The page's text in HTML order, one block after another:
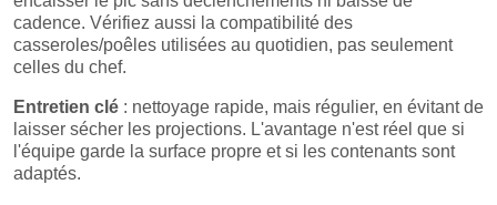
cadence. Vérifiez aussi la compatibilité des
casseroles/poêles utilisées au quotidien, pas seulement
celles du chef.
Entretien clé : nettoyage rapide, mais régulier, en évitant de
laisser sécher les projections. L'avantage n'est réel que si
l'équipe garde la surface propre et si les contenants sont
adaptés.